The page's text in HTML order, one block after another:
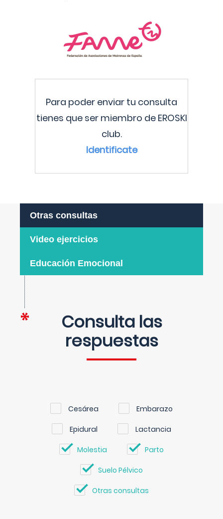
Para poder enviar tu consulta
tienes que ser miembro de EROSKI
club.
Identificate
Otras consultas
Video ejercicios
Educación Emocional
Consulta las
respuestas
Cesárea Embarazo
Epidural Lactancia
Molestia Parto
Suelo Pélvico
Otras consultas